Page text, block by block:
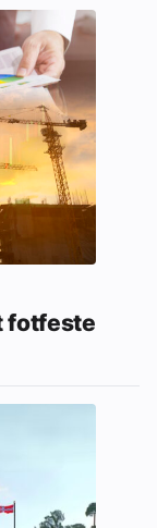
fotfeste